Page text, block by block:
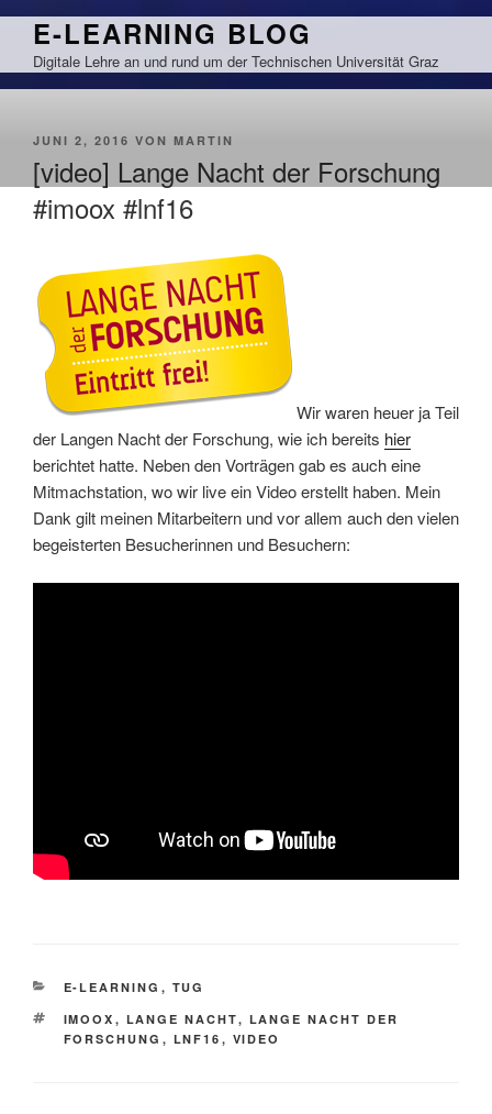
Zum
springen
E-LEARNING BLOG
Digitale Lehre an und rund um der Technischen Universität Graz
VERÖFFENTLICHT
JUNI 2, 2016 VON MARTIN
[video] Lange Nacht der Forschung
#imoox #lnf16
Wir waren heuer ja Teil
der Langen Nacht der Forschung, wie ich bereits hier
berichtet hatte. Neben den Vorträgen gab es auch eine
Mitmachstation, wo wir live ein Video erstellt haben. Mein
Dank gilt meinen Mitarbeitern und vor allem auch den vielen
begeisterten Besucherinnen und Besuchern:
KATEGORIEN
E-LEARNING , TUG
SCHLAGWÖRTER
IMOOX , LANGE NACHT, LANGE NACHT DER
FORSCHUNG , LNF16 , VIDEO